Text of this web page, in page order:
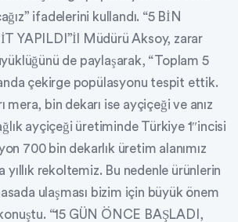
ifadelerini kullandı. “5 BİN
YAPILDI”İl Müdürü Aksoy, zarar
de paylaşarak, “Toplam 5
çekirge popülasyonu tespit ettik.
mera, bin dekarı ise ayçiçeği ve anız
ayçiçeği üretiminde Türkiye 1″incisi
700 bin dekarlık üretim alanımız
yıllık rekoltemiz. Bu nedenle ürünlerin
ulaşması bizim için büyük önem
“15 GÜN ÖNCE BAŞLADI,